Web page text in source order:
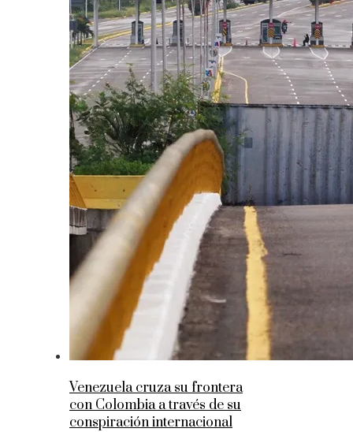
Venezuela cruza su frontera
con Colombia a través de su
conspiración internacional